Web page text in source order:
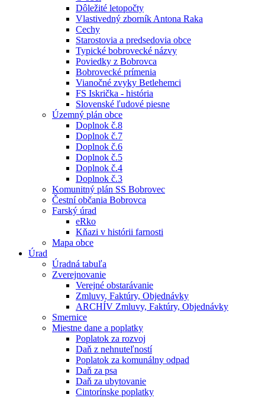
Dôležité letopočty
Vlastivedný zborník Antona Raka
Cechy
Starostovia a predsedovia obce
Typické bobrovecké názvy
Poviedky z Bobrovca
Bobrovecké prímenia
Vianočné zvyky Betlehemci
FS Iskrička - história
Slovenské ľudové piesne
Územný plán obce
Doplnok č.8
Doplnok č.7
Doplnok č.6
Doplnok č.5
Doplnok č.4
Doplnok č.3
Komunitný plán SS Bobrovec
Čestní občania Bobrovca
Farský úrad
eRko
Kňazi v histórii farnosti
Mapa obce
Úrad
Úradná tabuľa
Zverejnovanie
Verejné obstarávanie
Zmluvy, Faktúry, Objednávky
ARCHÍV Zmluvy, Faktúry, Objednávky
Smernice
Miestne dane a poplatky
Poplatok za rozvoj
Daň z nehnuteľností
Poplatok za komunálny odpad
Daň za psa
Daň za ubytovanie
Cintorínske poplatky